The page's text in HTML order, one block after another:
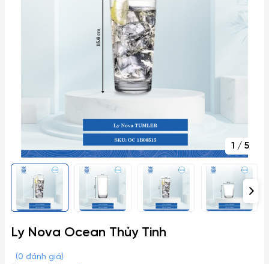
1 / 5
Ly Nova Ocean Thủy Tinh
(0 đánh giá)